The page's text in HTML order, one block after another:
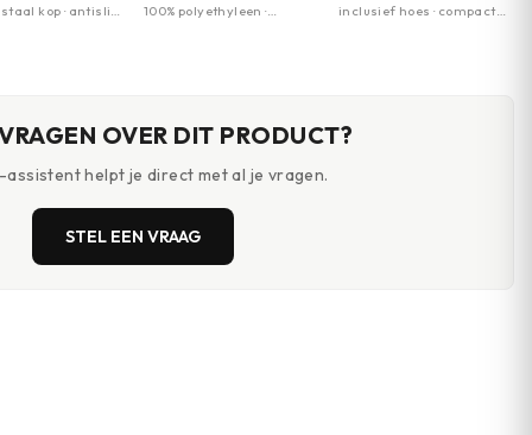
kop · antislip
100% polyethyleen ·
inclusief hoes · compact
OVER DIT PRODUCT?
assistent helpt je direct met al je vragen.
STEL EEN VRAAG